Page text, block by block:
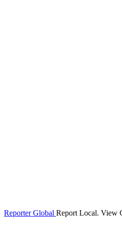
Reporter Global Report Local. View